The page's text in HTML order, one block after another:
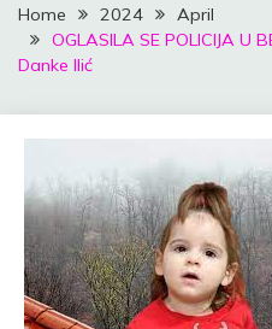
Home 2024
April
OGLASILA SE POLICIJA U
Danke Ilić